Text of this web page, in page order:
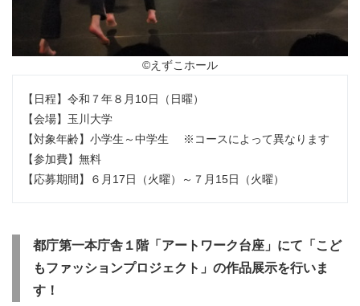
©えずこホール
【日程】令和７年８月10日（日曜）
【会場】玉川大学
【対象年齢】小学生～中学生 ※コースによって異なります
【参加費】無料
【応募期間】６月17日（火曜）～７月15日（火曜）
都庁第一本庁舎１階「アートワーク台座」にて「こど
もファッションプロジェクト」の作品展示を行いま
す！
English